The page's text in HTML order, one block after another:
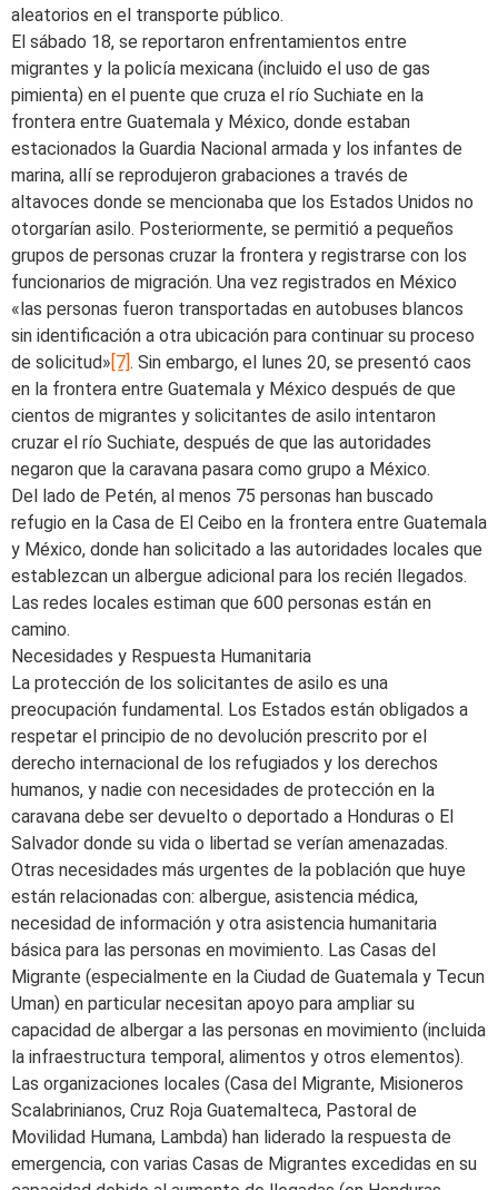
aleatorios en el transporte público.
El sábado 18, se reportaron enfrentamientos entre
migrantes y la policía mexicana (incluido el uso de gas
pimienta) en el puente que cruza el río Suchiate en la
frontera entre Guatemala y México, donde estaban
estacionados la Guardia Nacional armada y los infantes de
marina, allí se reprodujeron grabaciones a través de
altavoces donde se mencionaba que los Estados Unidos no
otorgarían asilo. Posteriormente, se permitió a pequeños
grupos de personas cruzar la frontera y registrarse con los
funcionarios de migración. Una vez registrados en México
«las personas fueron transportadas en autobuses blancos
sin identificación a otra ubicación para continuar su proceso
de solicitud»[7]. Sin embargo, el lunes 20, se presentó caos
en la frontera entre Guatemala y México después de que
cientos de migrantes y solicitantes de asilo intentaron
cruzar el río Suchiate, después de que las autoridades
negaron que la caravana pasara como grupo a México.
Del lado de Petén, al menos 75 personas han buscado
refugio en la Casa de El Ceibo en la frontera entre Guatemala
y México, donde han solicitado a las autoridades locales que
establezcan un albergue adicional para los recién llegados.
Las redes locales estiman que 600 personas están en
camino.
Necesidades y Respuesta Humanitaria
La protección de los solicitantes de asilo es una
preocupación fundamental. Los Estados están obligados a
respetar el principio de no devolución prescrito por el
derecho internacional de los refugiados y los derechos
humanos, y nadie con necesidades de protección en la
caravana debe ser devuelto o deportado a Honduras o El
Salvador donde su vida o libertad se verían amenazadas.
Otras necesidades más urgentes de la población que huye
están relacionadas con: albergue, asistencia médica,
necesidad de información y otra asistencia humanitaria
básica para las personas en movimiento. Las Casas del
Migrante (especialmente en la Ciudad de Guatemala y Tecun
Uman) en particular necesitan apoyo para ampliar su
capacidad de albergar a las personas en movimiento (incluida
la infraestructura temporal, alimentos y otros elementos).
Las organizaciones locales (Casa del Migrante, Misioneros
Scalabrinianos, Cruz Roja Guatemalteca, Pastoral de
Movilidad Humana, Lambda) han liderado la respuesta de
emergencia, con varias Casas de Migrantes excedidas en su